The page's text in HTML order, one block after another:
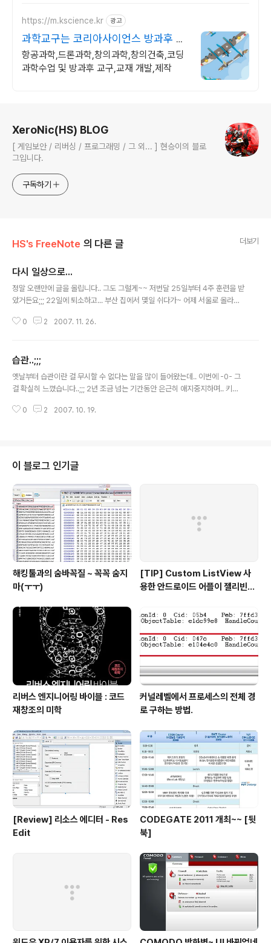
https://m.kscience.kr 광고
과학교구는 코리아사이언스 방과후 수
업,교구전문
항공과학,드론과학,창의과학,창의건축,코딩
과학수업 및 방과후 교구,교재 개발,제작
XeroNic(HS) BLOG
[ 게임보안 / 리버싱 / 프로그래밍 / 그 외... ] 현승이의 블로
그입니다.
구독하기
HS's FreeNote 의 다른 글 더보기
다시 일상으로...
정말 오랜만에 글을 올립니다.. 그도 그럴게~~ 저번달 25일부터 4주 훈련을 받
았거든요;;; 22일에 퇴소하고... 부산 집에서 몇일 쉬다가~ 어제 서울로 올라왔
맘 편하게 음악들으면서.. 인터넷을 하는게 얼마만인지..^^;;; . . 훈련소 생활하
복귀하렵니다..^^
0 2 2007. 11. 26.
습관..;;;
옛날부터 습관이란 걸 무시할 수 없다는 말을 많이 들어왔는데.. 이번에 -0- 그
걸 확실히 느꼈습니다..;;; 2년 조금 넘는 기간동안 은근히 애지중지하며.. 키워
퇴를 하면서~~ 날려버렸습니다. 회사에서 한번씩 "네이트온"에 접속할 때가 있
"아..;; 탈퇴했었지..." 이런 상태입니다..ㅋ
0 2 2007. 10. 19.
이 블로그 인기글
해킹툴과의 숨바꼭질 ~ 꼭꼭 숨지
마(ㅜㅜ)
[TIP] Custom ListView 사
용한 안드로이드 어플이 젤리빈에
리버스 엔지니어링 바이블 : 코드
재창조의 미학
커널레벨에서 프로세스의 전체 경
로 구하는 방법.
[Review] 리소스 에디터 - Res
Edit
CODEGATE 2011 개최~~ [뒷
북]